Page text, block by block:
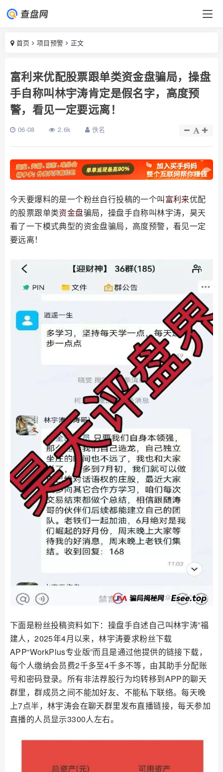
首页 项目预警 正文
富利来优配股票跟单类资金盘骗局，操盘
手自称叫林宇涛肯定是假名字，高度预
警，看见一定要远离！
06-08 2.6k 佚名
今天要爆料的是一个粉丝自行投稿的一个叫富利来优配
的股票跟单类资金盘骗局，操盘手自称叫林宇涛，昊天
看了一下模式典型的资金盘骗局，高度预警，看见一定
要远离！
下面是粉丝投稿资料如下：操盘手自述自己叫林宇涛”福
建人，2025年4月以来，林宇涛要求粉丝下载
APP“WorkPlus专业版”而且是通过他提供的链接下载，
每个人缴纳会员费2千多至4千多不等，由其助手分配账
号和密码登录。所有非法荐股行为均转移到APP的聊天
群里，群成员之间不能加好友、不能私下联络。每天晚
上7点半，林宇涛会在聊天群里发布直播链接，每天参加
直播的人员显示3300人左右。